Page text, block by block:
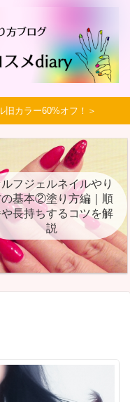
旧カラー60%オフ！＞
フジェルネイルやり
基本②塗り方編｜順
長持ちするコツを解
説